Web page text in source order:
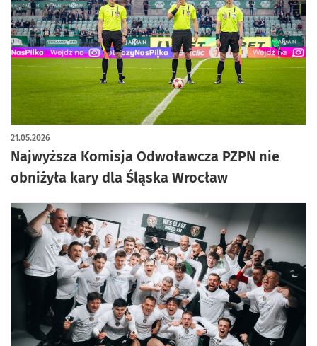
Najwyższa Komisja Odwoławcza PZPN nie
obniżyła kary dla Śląska Wrocław
21.05.2026